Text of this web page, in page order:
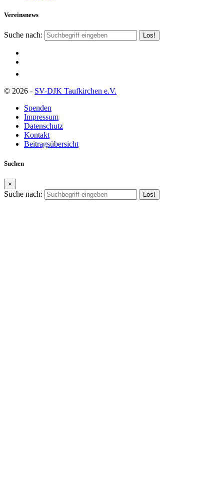
Vereinsnews
Suche nach:
© 2026 - SV-DJK Taufkirchen e.V.
Spenden
Impressum
Datenschutz
Kontakt
Beitragsübersicht
Suchen
×
Suche nach: